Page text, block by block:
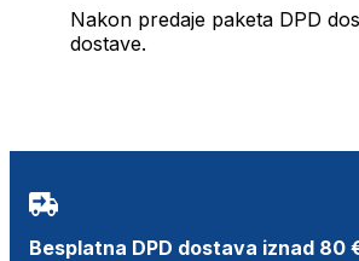
Nakon predaje paketa DPD
dostave.
Besplatna DPD dostava iznad 80